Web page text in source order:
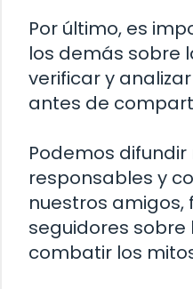
Por último, es
los demás sobre
verificar y
antes de
Podemos
responsables y
nuestros amigos,
seguidores
combatir los